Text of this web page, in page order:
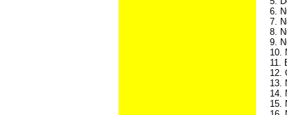
6.
7.
8.
9.
10.
11.
12.
13.
14.
15.